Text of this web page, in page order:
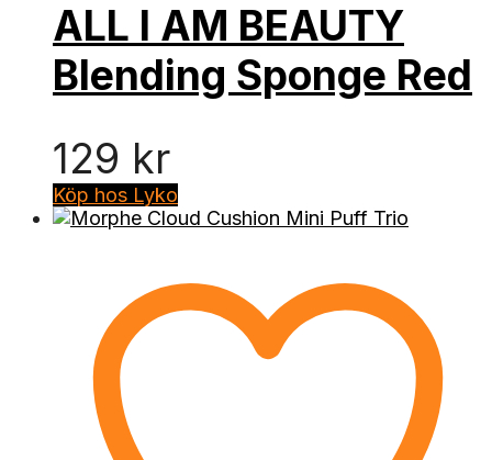
ALL I AM BEAUTY
Blending Sponge Red
129 kr
Köp hos Lyko